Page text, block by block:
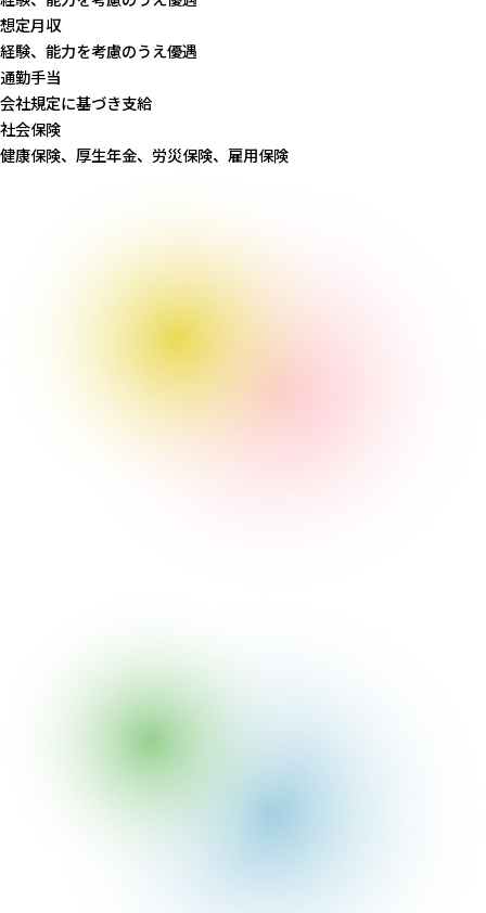
想定月収
経験、能力を考慮のうえ優遇
通勤手当
会社規定に基づき支給
社会保険
健康保険、厚生年金、労災保険、雇用保険